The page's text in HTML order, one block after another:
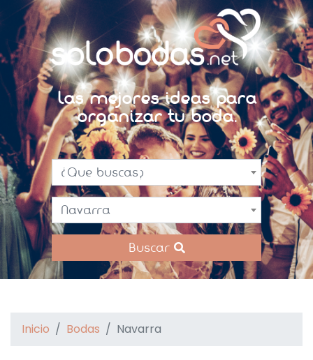
Las mejores ideas para
organizar tu boda.
¿Que buscas?
Navarra
Buscar
Inicio Bodas Navarra